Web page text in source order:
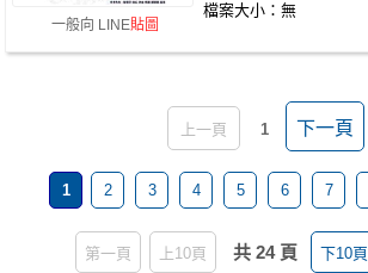
一般向 LINE貼圖
檔案大小：無
上一頁 1 下一頁
1 2 3 4 5 6 7
第一頁 上10頁 共 24 頁 下10頁